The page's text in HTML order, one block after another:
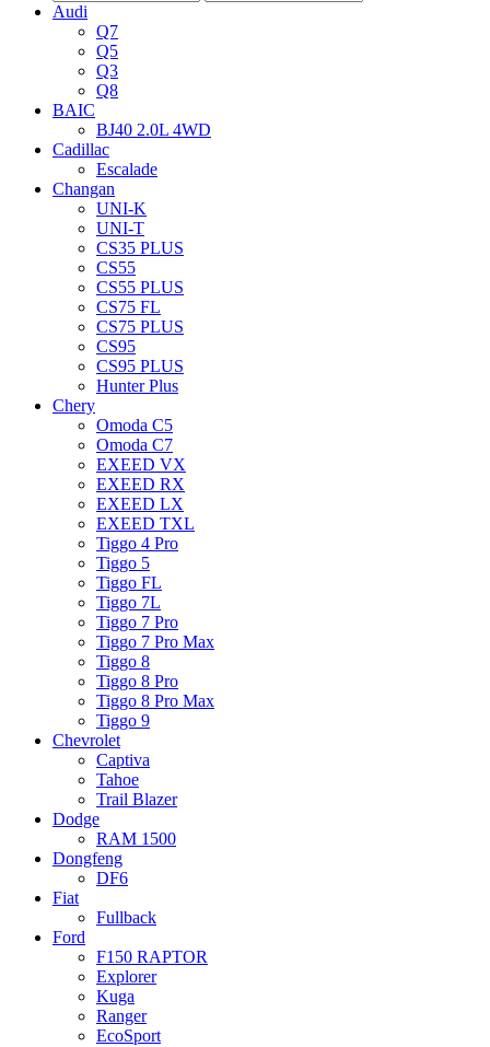
Audi
Q7
Q5
Q3
Q8
BAIC
BJ40 2.0L 4WD
Cadillac
Escalade
Changan
UNI-K
UNI-T
CS35 PLUS
CS55
CS55 PLUS
CS75 FL
CS75 PLUS
CS95
CS95 PLUS
Hunter Plus
Chery
Omoda C5
Omoda C7
EXEED VX
EXEED RX
EXEED LX
EXEED TXL
Tiggo 4 Pro
Tiggo 5
Tiggo FL
Tiggo 7L
Tiggo 7 Pro
Tiggo 7 Pro Max
Tiggo 8
Tiggo 8 Pro
Tiggo 8 Pro Max
Tiggo 9
Chevrolet
Captiva
Tahoe
Trail Blazer
Dodge
RAM 1500
Dongfeng
DF6
Fiat
Fullback
Ford
F150 RAPTOR
Explorer
Kuga
Ranger
EcoSport